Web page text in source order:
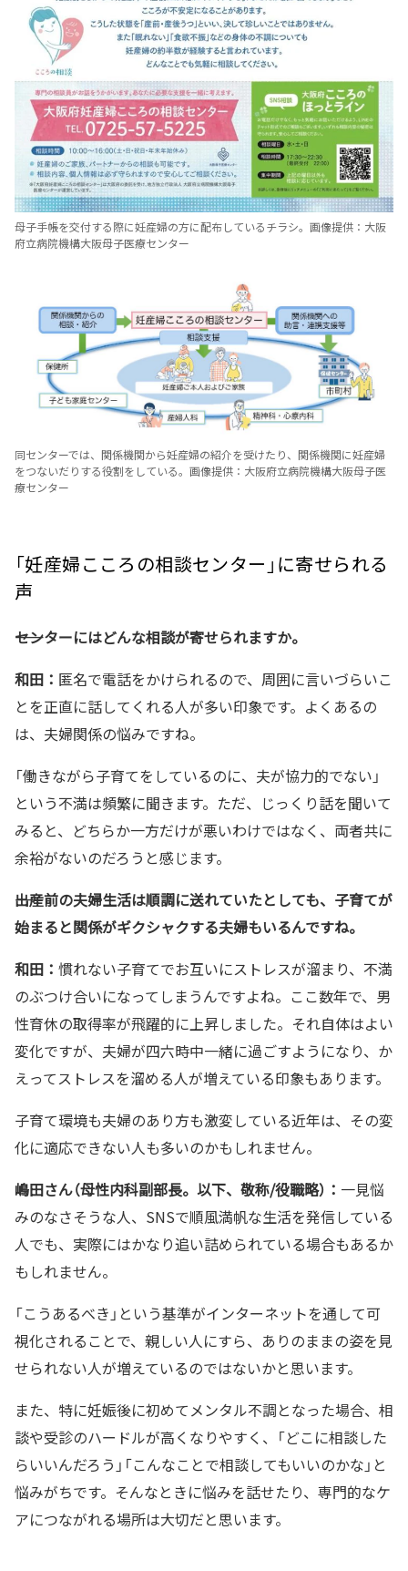
母子手帳を交付する際に妊産婦の方に配布しているチラシ。画像提供：大阪
府立病院機構大阪母子医療センター
同センターでは、関係機関から妊産婦の紹介を受けたり、関係機関に妊産婦
をつないだりする役割をしている。画像提供：大阪府立病院機構大阪母子医
療センター
「妊産婦こころの相談センター」に寄せられる
声
――センターにはどんな相談が寄せられますか。
和田： 匿名で電話をかけられるので、周囲に言いづらいこ
とを正直に話してくれる人が多い印象です。よくあるの
は、夫婦関係の悩みですね。
「働きながら子育てをしているのに、夫が協力的でない」
という不満は頻繁に聞きます。ただ、じっくり話を聞いて
みると、どちらか一方だけが悪いわけではなく、両者共に
余裕がないのだろうと感じます。
――出産前の夫婦生活は順調に送れていたとしても、子育てが
始まると関係がギクシャクする夫婦もいるんですね。
和田： 慣れない子育てでお互いにストレスが溜まり、不満
のぶつけ合いになってしまうんですよね。ここ数年で、男
性育休の取得率が飛躍的に上昇しました。それ自体はよい
変化ですが、夫婦が四六時中一緒に過ごすようになり、か
えってストレスを溜める人が増えている印象もあります。
子育て環境も夫婦のあり方も激変している近年は、その変
化に適応できない人も多いのかもしれません。
嶋田さん（母性内科副部長。以下、敬称/役職略）： 一見悩
みのなさそうな人、SNSで順風満帆な生活を発信している
人でも、実際にはかなり追い詰められている場合もあるか
もしれません。
「こうあるべき」という基準がインターネットを通して可
視化されることで、親しい人にすら、ありのままの姿を見
せられない人が増えているのではないかと思います。
また、特に妊娠後に初めてメンタル不調となった場合、相
談や受診のハードルが高くなりやすく、「どこに相談した
らいいんだろう」「こんなことで相談してもいいのかな」と
悩みがちです。そんなときに悩みを話せたり、専門的なケ
アにつながれる場所は大切だと思います。